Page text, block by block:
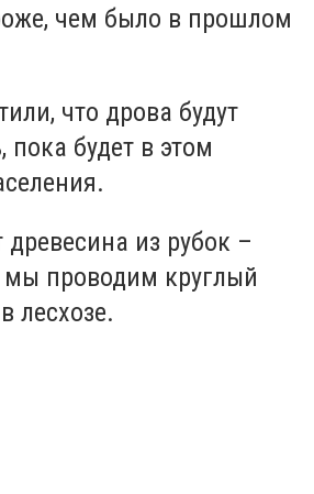
чем было в прошлом
что дрова будут
пока будет в этом
из рубок –
мы проводим круглый
лесхозе.